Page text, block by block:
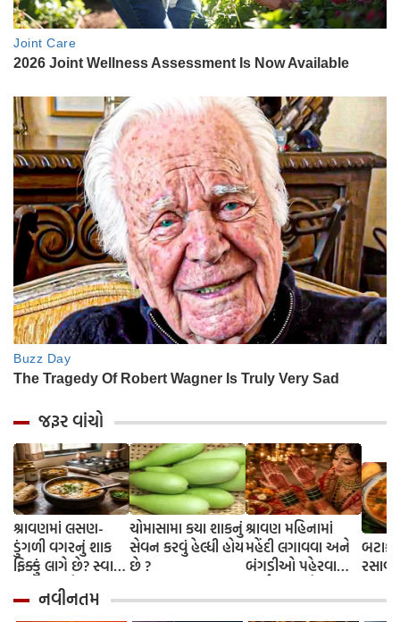
જરૂર વાંચો
શ્રાવણમાં લસણ-
ડુંગળી વગરનું શાક
ફિક્કું લાગે છે? સ્વાદ
વધારવા માટે
અજમાવો આ 3 ટિપ્સ
ચોમાસામા કયા શાકનું
સેવન કરવું હેલ્ધી હોય
છે ?
શ્રાવણ મહિનામાં
મહેંદી લગાવવા અને
બંગડીઓ પહેરવાના
નવીનતમ